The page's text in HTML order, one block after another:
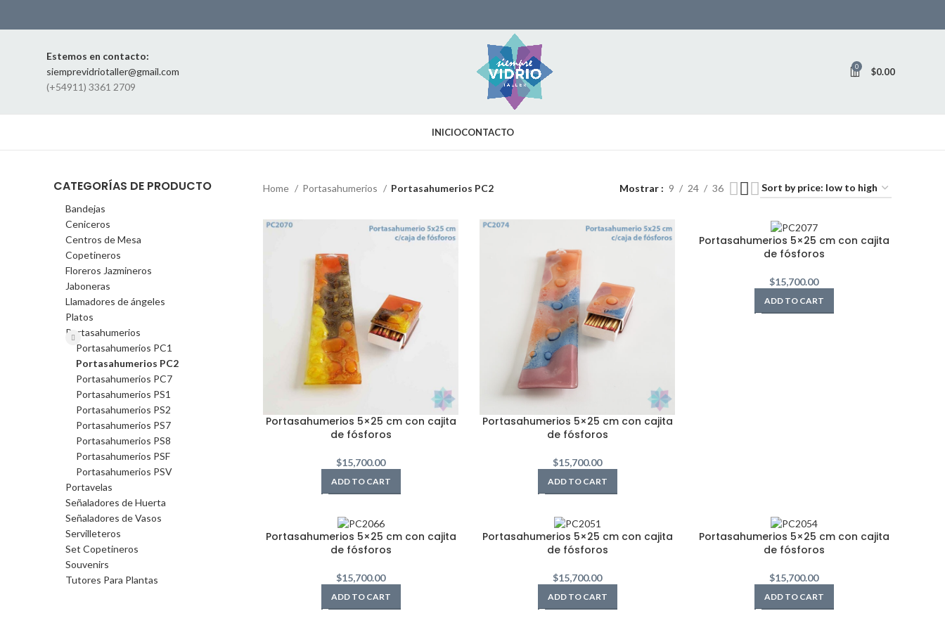
Estemos en contacto:
siemprevidriotaller@gmail.com
(+54911) 3361 2709
0 $0.00
INICIOCONTACTO
CATEGORÍAS DE PRODUCTO
Bandejas
Ceniceros
Centros de Mesa
Copetineros
Floreros Jazmineros
Jaboneras
Llamadores de ángeles
Platos
Portasahumerios
Portasahumerios PC1
Portasahumerios PC2
Portasahumerios PC7
Portasahumerios PS1
Portasahumerios PS2
Portasahumerios PS7
Portasahumerios PS8
Portasahumerios PSF
Portasahumerios PSV
Portavelas
Señaladores de Huerta
Señaladores de Vasos
Servilleteros
Set Copetineros
Souvenirs
Tutores Para Plantas
Home Portasahumerios Portasahumerios PC2 Mostrar 9 24 36
Portasahumerios 5×25 cm con cajita
de fósforos
$15,700.00
ADD TO CART
Portasahumerios 5×25 cm con cajita
de fósforos
$15,700.00
ADD TO CART
Portasahumerios 5×25 cm con cajita
de fósforos
$15,700.00
ADD TO CART
Portasahumerios 5×25 cm con cajita
de fósforos
$15,700.00
ADD TO CART
Portasahumerios 5×25 cm con cajita
de fósforos
$15,700.00
ADD TO CART
Portasahumerios 5×25 cm con cajita
de fósforos
$15,700.00
ADD TO CART